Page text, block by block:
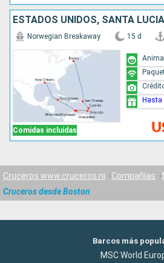
Comidas incluidas
Norwegian Breakaway 15 d
Hasta
Cruceros www.cruceros.ni Compañías
Cruceros desde Boston
Barcos más
MSC World